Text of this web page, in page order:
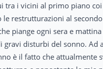
tra i vicini al primo piano coi
le restrutturazioni al
piange ogni sera e
gravi disturbi del sonno. Ad
è il fatto che attualmente